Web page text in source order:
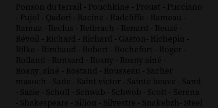
Ponson du terrail - Pouchkine - Proust - Pucciano
- Pujol - Qaderi - Racine - Radcliffe - Rameau -
Ramuz - Reclus - Reibrach - Renard - Reuzé -
Révoil - Richard - Richard - Gaston- Richepin -
Rilke - Rimbaud - Robert - Rochefort - Roger -
Rolland - Ronsard - Rosny - Rosny aîné -
Rosny_aîné - Rostand - Rousseau - Sacher
masoch - Sade - Saint victor - Sainte beuve - Sand
- Sazie - Scholl - Schwab - Schwob - Scott - Serena
- Shakespeare - Silion - Silvestre - Snakebzh- Steel